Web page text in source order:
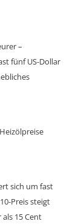
–
fünf US-Dollar
sich um fast
Preis steigt
15 Cent